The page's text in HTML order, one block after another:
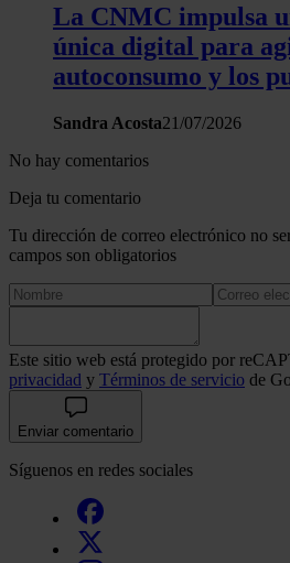
La CNMC impulsa
única digital para
autoconsumo y los
Sandra Acosta21/07/2026
No hay comentarios
Deja tu comentario
Tu dirección de correo electrónico no
campos son obligatorios
Este sitio web está protegido por
privacidad y Términos de servicio de
Enviar comentario
Síguenos en redes sociales